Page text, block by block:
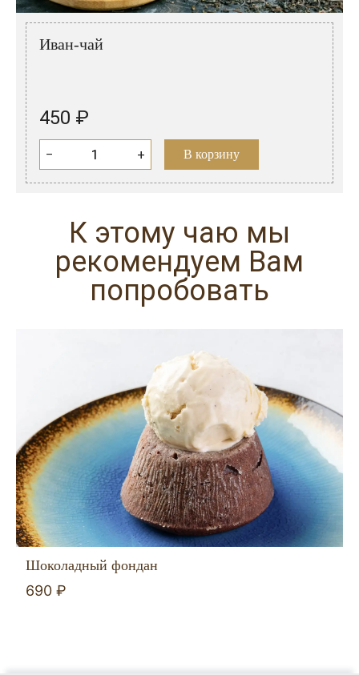
Итальянские вина
Граппа
Пиво
Иван-чай
450 ₽
− + В корзину
К этому чаю мы
рекомендуем Вам
попробовать
Шоколадный фондан
690 ₽